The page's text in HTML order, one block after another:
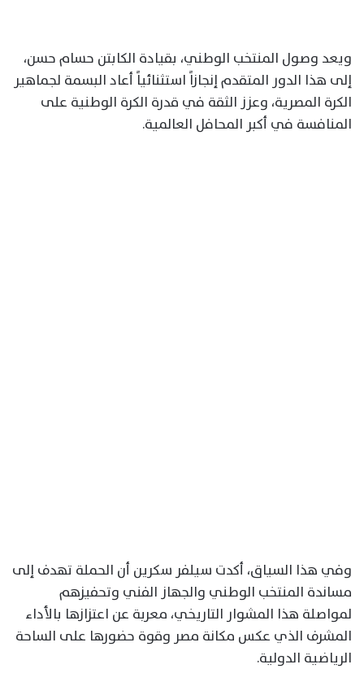
ويعد وصول المنتخب الوطني، بقيادة الكابتن حسام حسن،
إلى هذا الدور المتقدم إنجازاً استثنائياً أعاد البسمة لجماهير
الكرة المصرية، وعزز الثقة في قدرة الكرة الوطنية على
المنافسة في أكبر المحافل العالمية.
وفي هذا السياق، أكدت سيلفر سكرين أن الحملة تهدف إلى
مساندة المنتخب الوطني والجهاز الفني وتحفيزهم
لمواصلة هذا المشوار التاريخي، معربة عن اعتزازها بالأداء
المشرف الذي عكس مكانة مصر وقوة حضورها على الساحة
الرياضية الدولية.